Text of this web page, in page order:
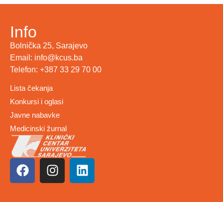
Info
Bolnička 25, Sarajevo
Email: info@kcus.ba
Telefon: +387 33 29 70 00
Lista čekanja
Konkursi i oglasi
Javne nabavke
Medicinski žurnal